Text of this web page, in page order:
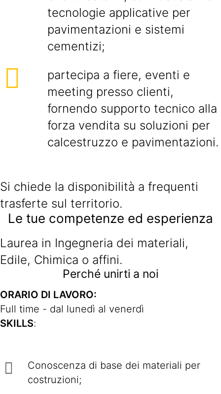
tecnologie applicative per
pavimentazioni e sistemi
cementizi;
partecipa a fiere, eventi e
meeting presso clienti,
fornendo supporto tecnico alla
forza vendita su soluzioni per
calcestruzzo e pavimentazioni.
Si chiede la disponibilità a frequenti
trasferte sul territorio.
Le tue competenze ed esperienza
Laurea in Ingegneria dei materiali,
Edile, Chimica o affini.
Perché unirti a noi
ORARIO DI LAVORO:
Full time - dal lunedì al venerdì
SKILLS:
Conoscenza di base dei materiali per
costruzioni;